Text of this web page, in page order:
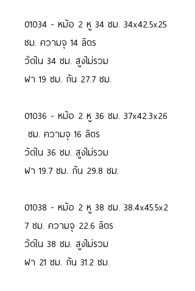
01034 - หม้อ 2 หู 34 ซม. 34x42.5x25
ซม. ความจุ 14 ลิตร
วัดใน 34 ซม. สูงไม่รวม
ฝา 19 ซม. ก้น 27.7 ซม.
01036 - หม้อ 2 หู 36 ซม. 37x42.3x26
ซม. ความจุ 16 ลิตร
วัดใน 36 ซม. สูงไม่รวม
ฝา 19.7 ซม. ก้น 29.8 ซม.
01038 - หม้อ 2 หู 38 ซม. 38.4x45.5x2
7 ซม. ความจุ 22.6 ลิตร
วัดใน 38 ซม. สูงไม่รวม
ฝา 21 ซม. ก้น 31.2 ซม.